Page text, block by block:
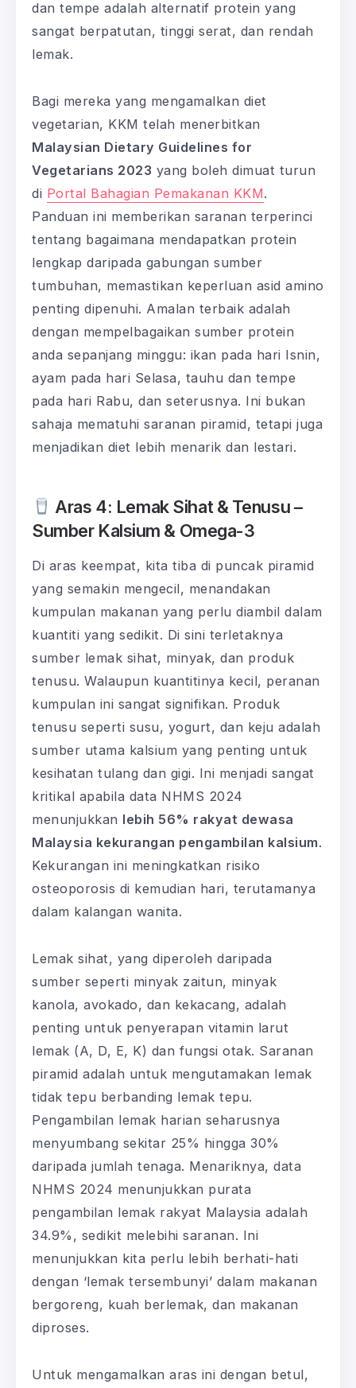
dan tempe adalah alternatif protein yang
sangat berpatutan, tinggi serat, dan rendah
lemak.
Bagi mereka yang mengamalkan diet
vegetarian, KKM telah menerbitkan
Malaysian Dietary Guidelines for
Vegetarians 2023 yang boleh dimuat turun
di Portal Bahagian Pemakanan KKM.
Panduan ini memberikan saranan terperinci
tentang bagaimana mendapatkan protein
lengkap daripada gabungan sumber
tumbuhan, memastikan keperluan asid amino
penting dipenuhi. Amalan terbaik adalah
dengan mempelbagaikan sumber protein
anda sepanjang minggu: ikan pada hari Isnin,
ayam pada hari Selasa, tauhu dan tempe
pada hari Rabu, dan seterusnya. Ini bukan
sahaja mematuhi saranan piramid, tetapi juga
menjadikan diet lebih menarik dan lestari.
Aras 4: Lemak Sihat & Tenusu –
Sumber Kalsium & Omega-3
Di aras keempat, kita tiba di puncak piramid
yang semakin mengecil, menandakan
kumpulan makanan yang perlu diambil dalam
kuantiti yang sedikit. Di sini terletaknya
sumber lemak sihat, minyak, dan produk
tenusu. Walaupun kuantitinya kecil, peranan
kumpulan ini sangat signifikan. Produk
tenusu seperti susu, yogurt, dan keju adalah
sumber utama kalsium yang penting untuk
kesihatan tulang dan gigi. Ini menjadi sangat
kritikal apabila data NHMS 2024
menunjukkan lebih 56% rakyat dewasa
Malaysia kekurangan pengambilan kalsium.
Kekurangan ini meningkatkan risiko
osteoporosis di kemudian hari, terutamanya
dalam kalangan wanita.
Lemak sihat, yang diperoleh daripada
sumber seperti minyak zaitun, minyak
kanola, avokado, dan kekacang, adalah
penting untuk penyerapan vitamin larut
lemak (A, D, E, K) dan fungsi otak. Saranan
piramid adalah untuk mengutamakan lemak
tidak tepu berbanding lemak tepu.
Pengambilan lemak harian seharusnya
menyumbang sekitar 25% hingga 30%
daripada jumlah tenaga. Menariknya, data
NHMS 2024 menunjukkan purata
pengambilan lemak rakyat Malaysia adalah
34.9%, sedikit melebihi saranan. Ini
menunjukkan kita perlu lebih berhati-hati
dengan ‘lemak tersembunyi’ dalam makanan
bergoreng, kuah berlemak, dan makanan
diproses.
Untuk mengamalkan aras ini dengan betul,